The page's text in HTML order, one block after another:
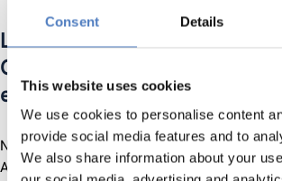
Consent Details
This website uses cookies
We use cookies to personalise content
provide social media features and to
We also share information about your
LIST – Leveraging the Digital &
Competences of senior
extenuate the knowledge
Niedrig qualifizierte Frauen im Alter
Anschluss an die Informationsgesellschaft